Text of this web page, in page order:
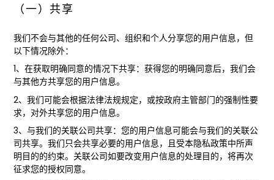
（一）共享
我们不会与其他的任何公司、组织和个人分享您的用户信息，但
以下情况除外：
1、在获取明确同意的情况下共享：获得您的明确同意后，我们会
与其他方共享您的用户信息。
2、我们可能会根据法律法规规定，或按政府主管部门的强制性要
求，对外共享您的用户信息。
3、与我们的关联公司共享：您的用户信息可能会与我们的关联公
司共享。我们只会共享必要的用户信息，且受本隐私政策中所声
明目的的约束。关联公司如要改变用户信息的处理目的，将再次
征求您的授权同意。